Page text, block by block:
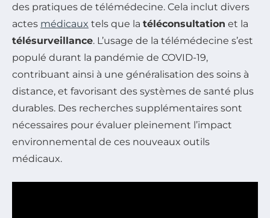
des pratiques de télémédecine. Cela inclut divers
actes médicaux tels que la téléconsultation et la
télésurveillance. L’usage de la télémédecine s’est
populé durant la pandémie de COVID-19,
contribuant ainsi à une généralisation des soins à
distance, et favorisant des systèmes de santé plus
durables. Des recherches supplémentaires sont
nécessaires pour évaluer pleinement l’impact
environnemental de ces nouveaux outils
médicaux.